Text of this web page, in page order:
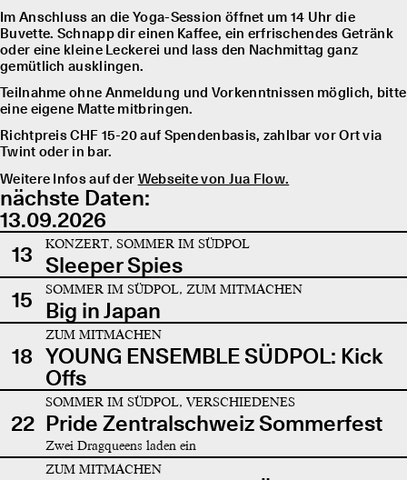
Im Anschluss an die Yoga-Session öffnet um 14 Uhr die
Buvette. Schnapp dir einen Kaffee, ein erfrischendes Getränk
oder eine kleine Leckerei und lass den Nachmittag ganz
gemütlich ausklingen.
Teilnahme ohne Anmeldung und Vorkenntnissen möglich, bitte
eine eigene Matte mitbringen.
Richtpreis CHF 15-20 auf Spendenbasis, zahlbar vor Ort via
Twint oder in bar.
Weitere Infos auf der Webseite von Jua Flow.
nächste Daten:
13.09.2026
13
KONZERT, SOMMER IM SÜDPOL
Sleeper Spies
15
SOMMER IM SÜDPOL, ZUM MITMACHEN
Big in Japan
18
ZUM MITMACHEN
YOUNG ENSEMBLE SÜDPOL: Kick
Offs
22
SOMMER IM SÜDPOL, VERSCHIEDENES
Pride Zentralschweiz Sommerfest
Zwei Dragqueens laden ein
ZUM MITMACHEN